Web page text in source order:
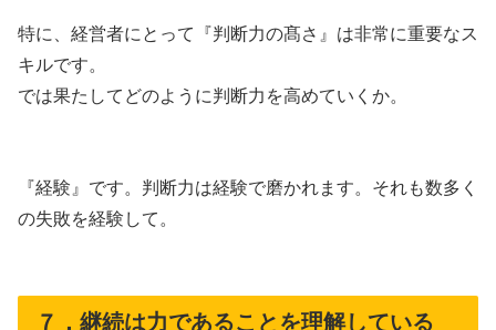
特に、経営者にとって『判断力の髙さ』は非常に重要なス
キルです。
では果たしてどのように判断力を高めていくか。
『経験』です。判断力は経験で磨かれます。それも数多く
の失敗を経験して。
７．継続は力であることを理解している